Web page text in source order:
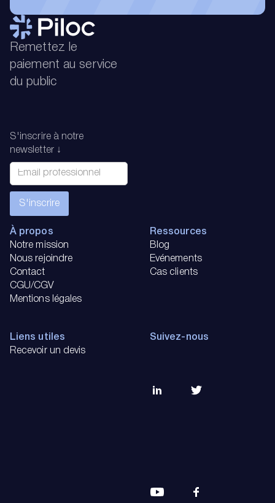
Remettez le
paiement au service
du public
S'inscrire à notre
newsletter ↓
À propos
Notre mission
Nous rejoindre
Contact
CGU/CGV
Mentions légales
Ressources
Blog
Evénements
Cas clients
Liens utiles
Recevoir un devis
Suivez-nous